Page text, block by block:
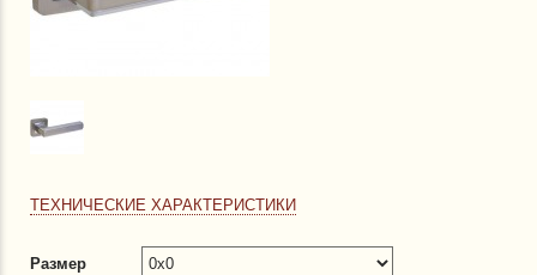
ТЕХНИЧЕСКИЕ ХАРАКТЕРИСТИКИ
Размер